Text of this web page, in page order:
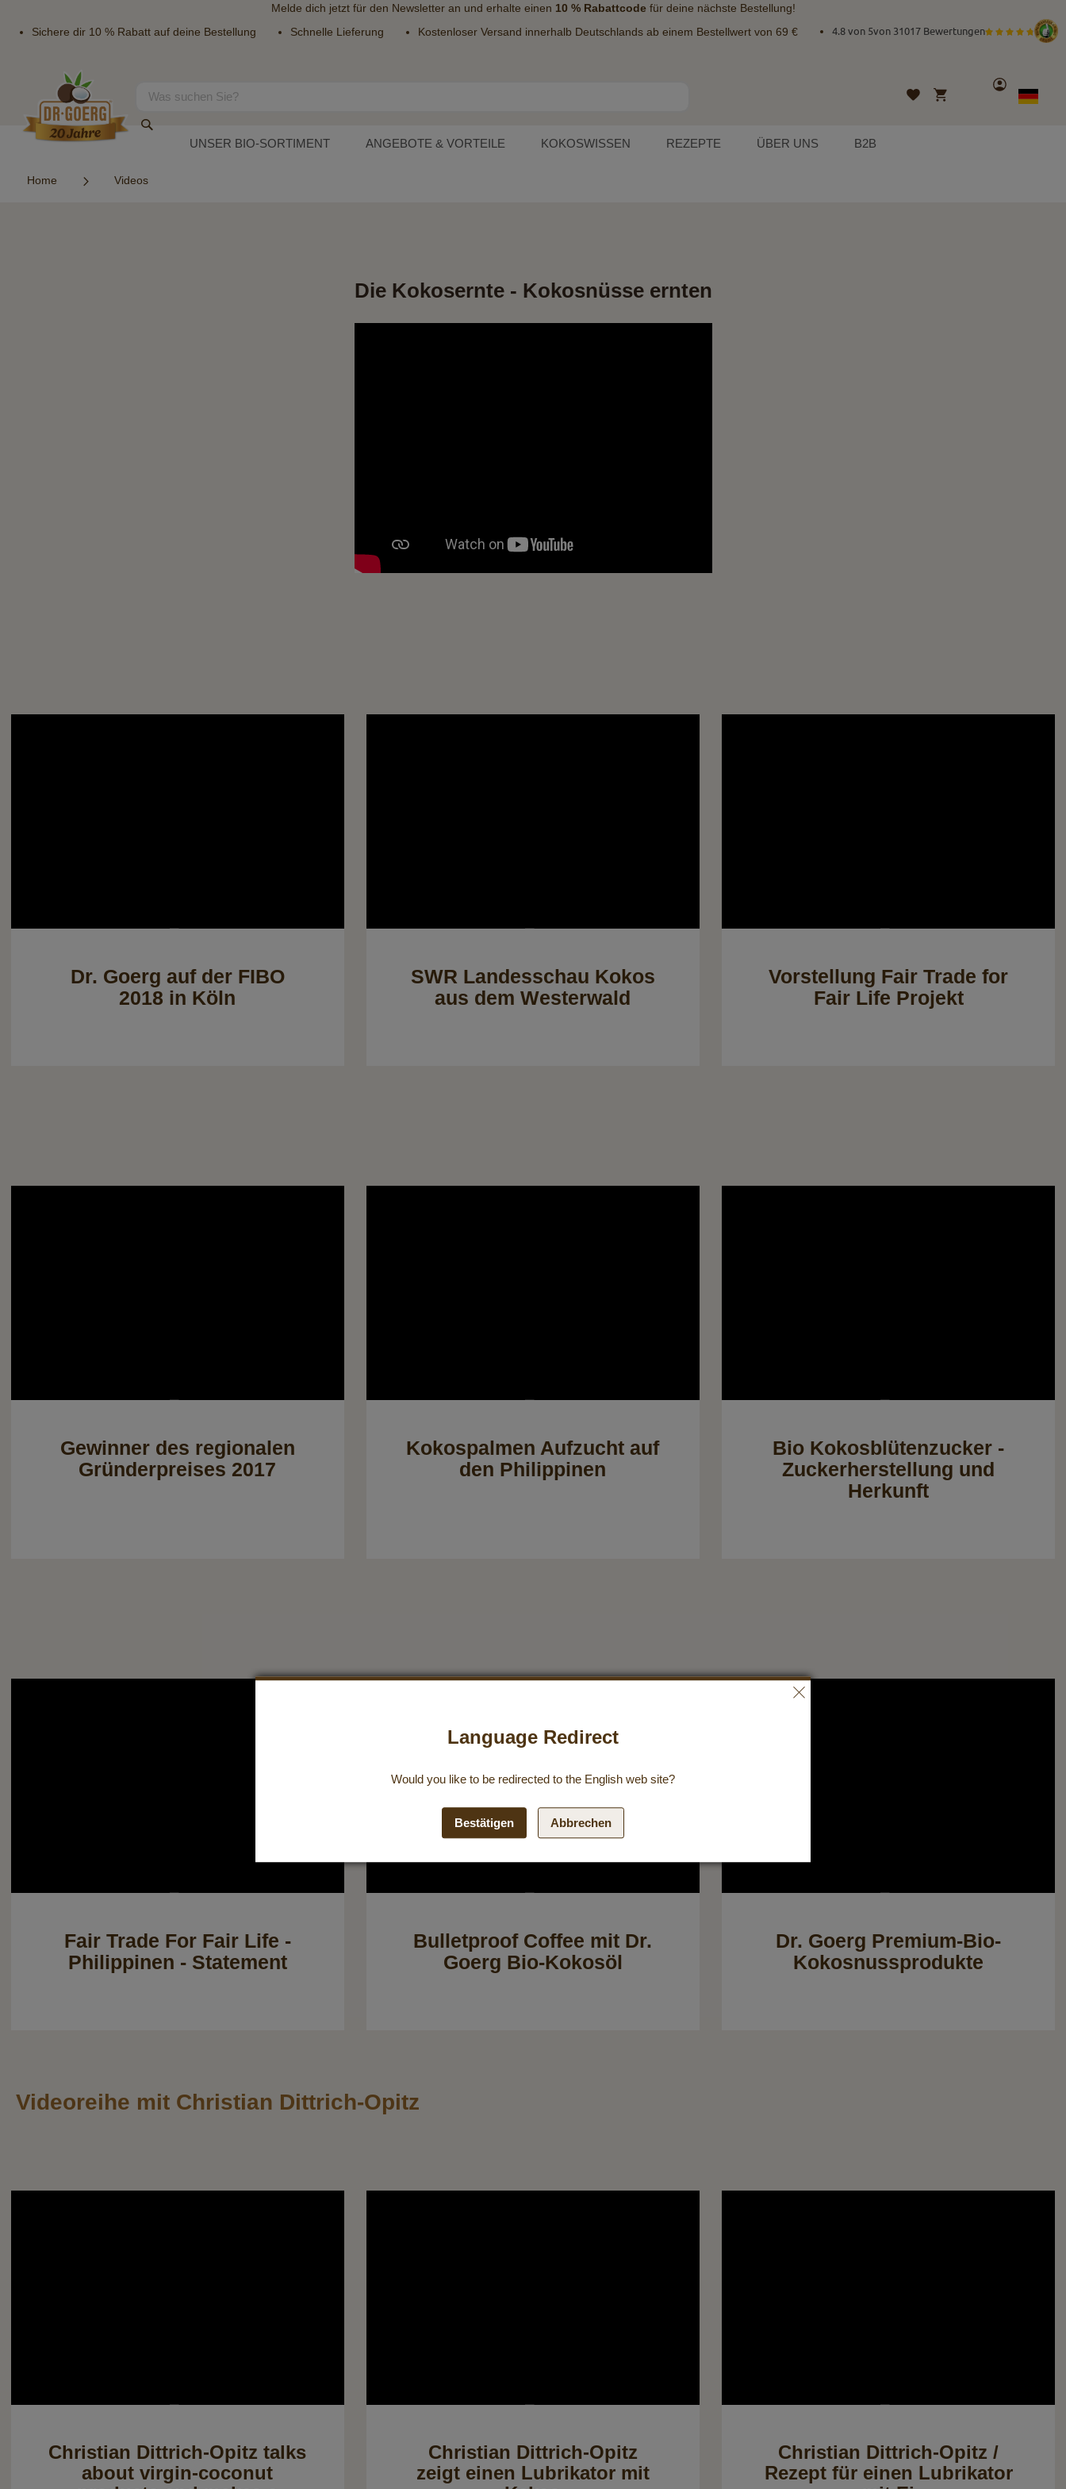
Melde dich jetzt für den Newsletteran und erhalte einen 10 % Rabattcodefür deine nächste Bestellung!
Sichere dir 10 % Rabatt auf deine Bestellung
Schnelle Lieferung Kostenloser Versand innerhalb Deutschlands ab einem Bestellwert von 69 € 4.8 von 5von 31017 Bewertungen
Inhalt
Suche
Wunschliste
Mein Warenkorb
Konto
Sprache
German
UNSER BIO-SORTIMENT ANGEBOTE & VORTEILE KOKOSWISSEN REZEPTE ÜBER UNS B2B
Home Videos
Die Kokosernte - Kokosnüsse ernten
Dr. Goerg auf der FIBO
2018 in Köln
SWR Landesschau Kokos
aus dem Westerwald
Vorstellung Fair Trade for
Fair Life Projekt
Gewinner des regionalen
Gründerpreises 2017
Kokospalmen Aufzucht auf
den Philippinen
Bio Kokosblütenzucker -
Zuckerherstellung und
Herkunft
Fair Trade For Fair Life -
Philippinen - Statement
Bulletproof Coffee mit Dr.
Goerg Bio-Kokosöl
Dr. Goerg Premium-Bio-
Kokosnussprodukte
Videoreihe mit Christian Dittrich-Opitz
Christian Dittrich-Opitz talks
about virgin-coconut
Christian Dittrich-Opitz
zeigt einen Lubrikator mit
Christian Dittrich-Opitz /
Rezept für einen Lubrikator
Language Redirect
Would you like to be redirected to the English web site?
Bestätigen Abbrechen